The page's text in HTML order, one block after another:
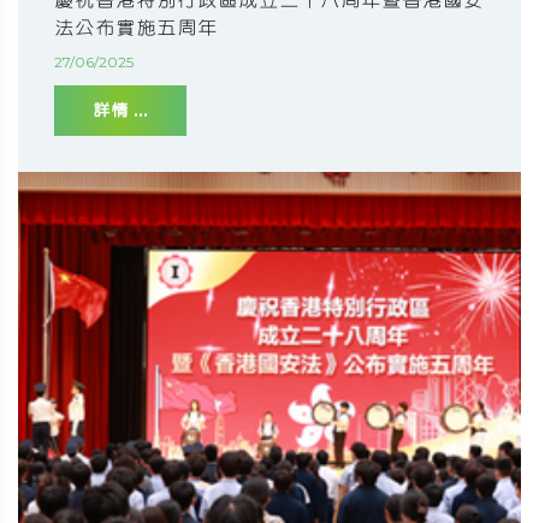
法公布實施五周年
27/06/2025
詳情 ...